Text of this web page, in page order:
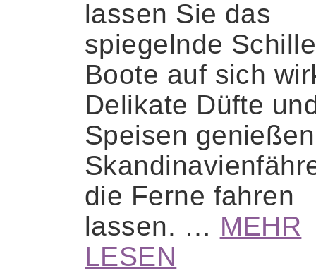
lassen Sie das
spiegelnde
Boote auf sich
Delikate Düfte
Speisen
die Ferne fahren
lassen. … MEHR
LESEN